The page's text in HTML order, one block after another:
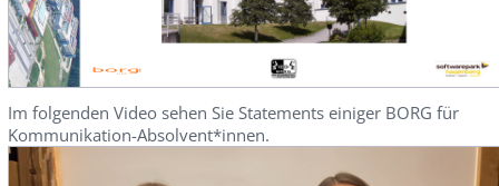
Im folgenden Video sehen Sie Statements einiger BORG für
Kommunikation-Absolvent*innen.